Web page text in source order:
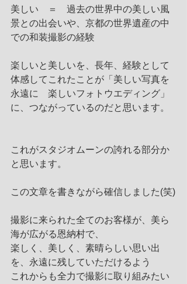
美しい　＝　過去の世界中の美しい風
景との出会いや、京都の世界遺産の中
での和装撮影の経験
楽しいと美しいを、長年、経験として
体感してこれたことが「美しい写真を
永遠に　楽しいフォトウエディング」
に、つながっているのだと思います。
これがスタジオムーンの誇れる部分か
と思います。
この文章を書きながら確信しました(笑)
撮影に来られた全てのお客様が、美ら
海が広がる恩納村で、
楽しく、美しく、素晴らしい思い出
を、永遠に残していただけるよう
これからも全力で撮影に取り組みたい